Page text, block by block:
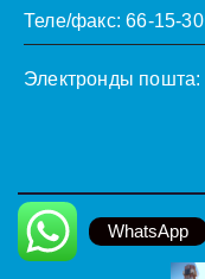
Теле/факс: 66-15-30
Электронды пошта:
WhatsApp